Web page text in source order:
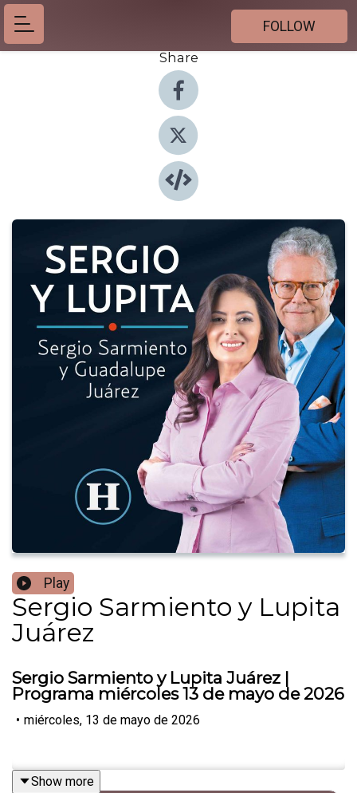
FOLLOW
Share
Play
Sergio Sarmiento y Lupita
Juárez
Sergio Sarmiento y Lupita Juárez |
Programa miércoles 13 de mayo de 2026
• miércoles, 13 de mayo de 2026
Show more